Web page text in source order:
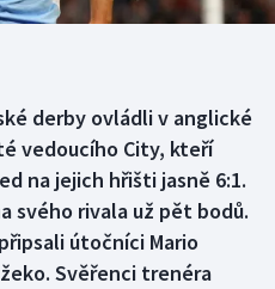
derby ovládli v anglické
vedoucího City, kteří
na jejich hřišti jasně 6:1.
svého rivala už pět bodů.
útočníci Mario
Svěřenci trenéra